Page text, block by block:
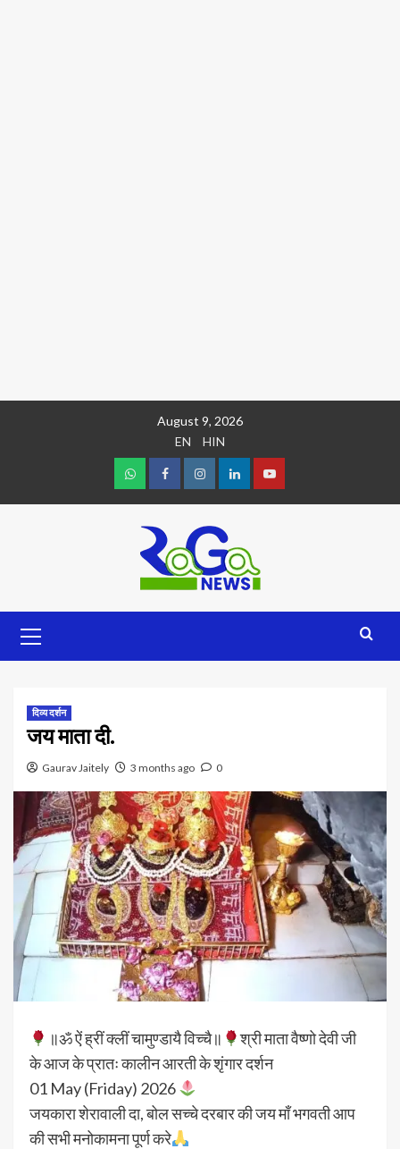
August 9, 2026
EN
HIN
दिव्य दर्शन
जय माता दी.
Gaurav Jaitely 3 months ago 0
॥ॐ ऐं ह्रीं क्लीं चामुण्डायै विच्चै॥
श्री माता वैष्णो देवी जी
के आज के प्रातः कालीन आरती के शृंगार दर्शन
01 May (Friday) 2026
जयकारा शेरावाली दा, बोल सच्चे दरबार की जय माँ भगवती आप
की सभी मनोकामना पूर्ण करे